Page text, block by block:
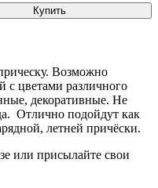
Купить
Возможно
с цветами различного
декоративные. Не
Отлично подойдут как
летней причёски.
или присылайте свои